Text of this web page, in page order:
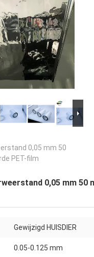
0,05 mm 50
PET-film
0,05 mm 50
Gewijzigd HUISDIER
0.05-0.125 mm